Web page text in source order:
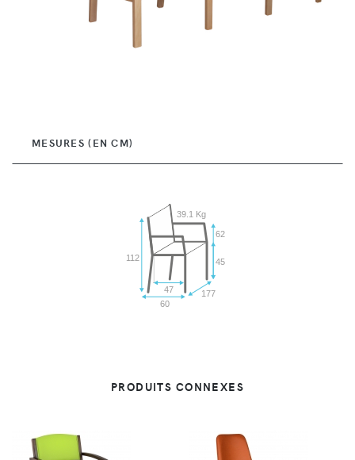
MESURES (EN CM)
112
47
60
177
45
62
39.1 Kg
PRODUITS CONNEXES